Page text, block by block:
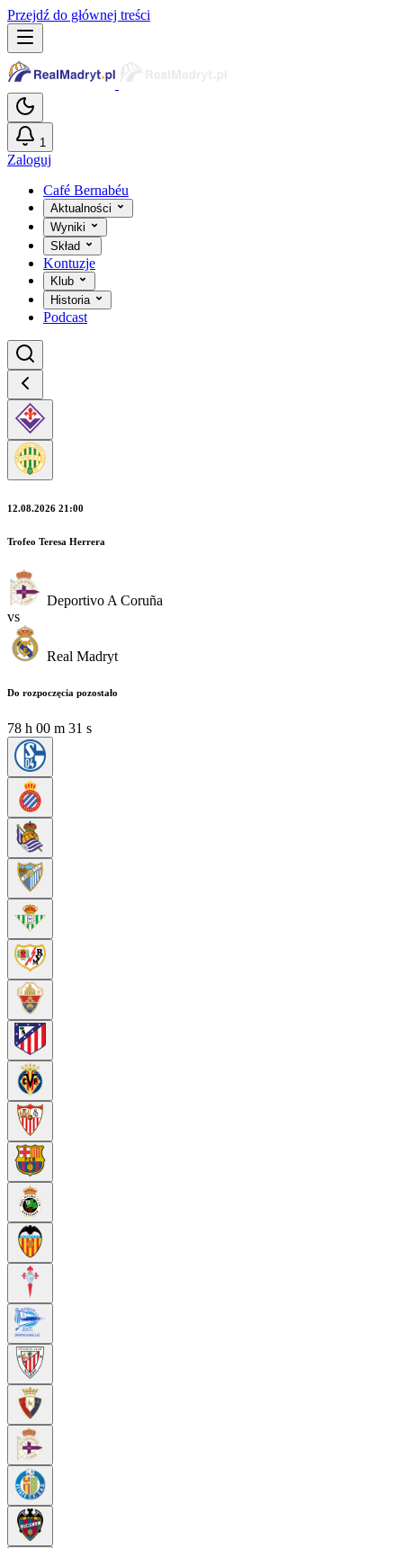
Przejdź do głównej treści
1
Zaloguj
Café Bernabéu
Aktualności
Wyniki
Skład
Kontuzje
Klub
Historia
Podcast
12.08.2026 21:00
Trofeo Teresa Herrera
Deportivo A Coruña
vs
Real Madryt
Do rozpoczęcia pozostało
78 h 00 m 29 s